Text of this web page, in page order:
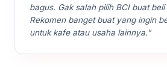
bagus. Gak salah pilih BCI buat
Rekomen banget buat yang ingin
untuk kafe atau usaha lainnya."